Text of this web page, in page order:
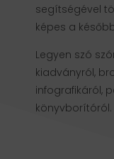
segítségével
képes a
Legyen szó
kiadványról,
infografikáról,
könyvborítóról.